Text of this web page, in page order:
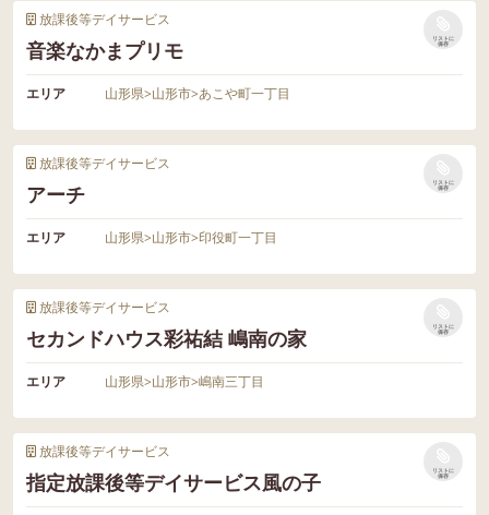
放課後等デイサービス
音楽なかまプリモ
リストに
保存
エリア 山形県>山形市>あこや町一丁目
放課後等デイサービス
アーチ
リストに
保存
エリア 山形県>山形市>印役町一丁目
放課後等デイサービス
セカンドハウス彩祐結 嶋南の家
リストに
保存
エリア 山形県>山形市>嶋南三丁目
放課後等デイサービス
指定放課後等デイサービス風の子
リストに
保存